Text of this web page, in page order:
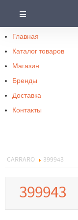
Главная
Каталог товаров
Магазин
Бренды
Доставка
Контакты
CARRARO 399943
399943